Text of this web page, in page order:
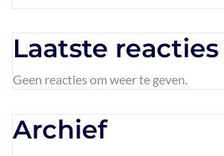
Laatste reacties
Geen reacties om weer te geven.
Archief